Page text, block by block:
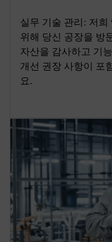
실무 기술 관리: 저
위해 당신 공장을 방
자산을 감사하고 기
개선 권장 사항이 포
요.